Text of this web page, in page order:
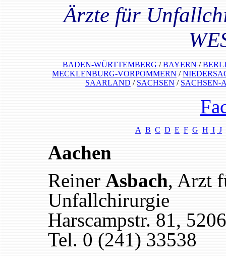
Ärzte für
BADEN-WÜRTTEMBERG /BAYERN /
MECKLENBURG-VORPOMMERN /
SAARLAND / SACHSEN / SACHSEN-
A B C D E F G H I J
Aachen
Reiner Asbach, Arzt
Unfallchirurgie
Harscampstr. 81,
Tel. 0 (241) 33538